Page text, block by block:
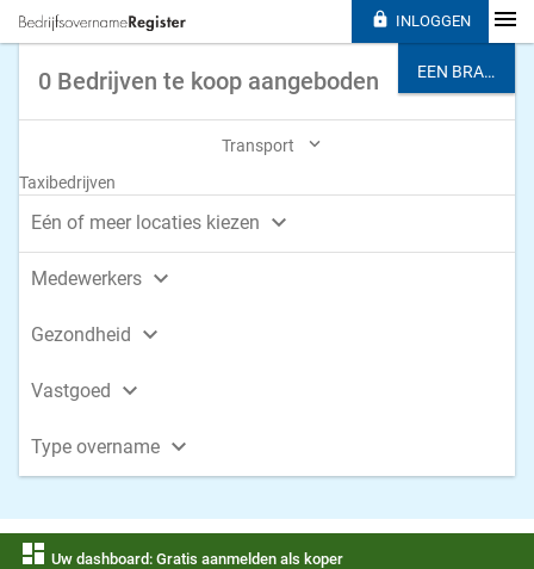
0 Bedrijven te koop aangeboden EEN BRANCHE KIEZEN
Transport 
Taxibedrijven
Eén of meer locaties kiezen 
Medewerkers 
Gezondheid 
Vastgoed 
Type overname 
 INLOGGEN
dashboard Uw dashboard: Gratis aanmelden als koper